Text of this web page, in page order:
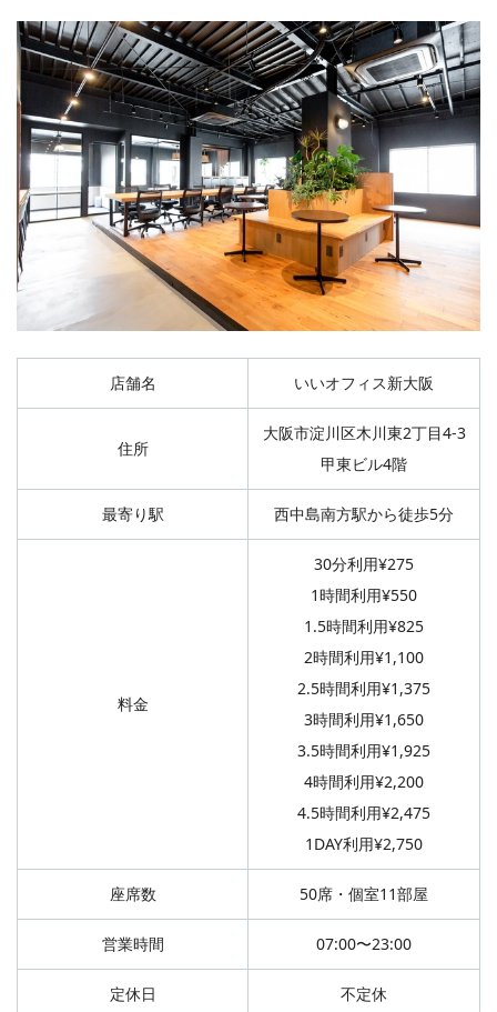
店舗名 いいオフィス新大阪
住所
大阪市淀川区木川東2丁目4-3
甲東ビル4階
最寄り駅 西中島南方駅から徒歩5分
料金
30分利用¥275
1時間利用¥550
1.5時間利用¥825
2時間利用¥1,100
2.5時間利用¥1,375
3時間利用¥1,650
3.5時間利用¥1,925
4時間利用¥2,200
4.5時間利用¥2,475
1DAY利用¥2,750
座席数 50席・個室11部屋
営業時間 07:00〜23:00
定休日 不定休